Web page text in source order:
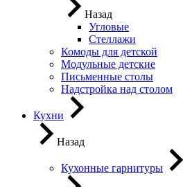
Назад
Угловые
Стеллажи
Комоды для детской
Модульные детские
Письменные столы
Надстройка над столом
Кухни
Назад
Кухонные гарнитуры